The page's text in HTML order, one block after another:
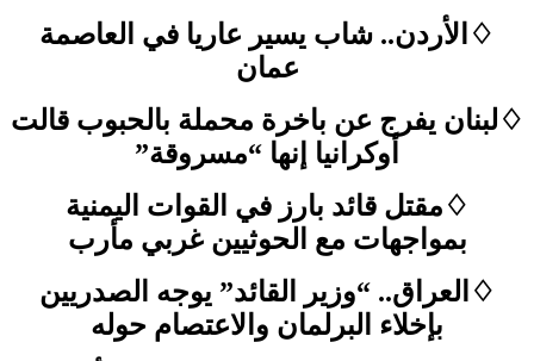
♢الأردن.. شاب يسير عاريا في العاصمة
عمان
♢لبنان يفرج عن باخرة محملة بالحبوب قالت
أوكرانيا إنها “مسروقة”
♢مقتل قائد بارز في القوات اليمنية
بمواجهات مع الحوثيين غربي مأرب
♢العراق.. “وزير القائد” يوجه الصدريين
بإخلاء البرلمان والاعتصام حوله